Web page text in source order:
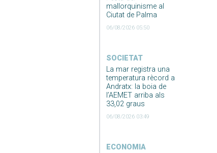
mallorquinisme al
Ciutat de Palma
06/08/2026 05:50
SOCIETAT
La mar registra una
temperatura rècord a
Andratx: la boia de
l’AEMET arriba als
33,02 graus
06/08/2026 03:49
ECONOMIA